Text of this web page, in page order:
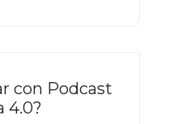
con Podcast
4.0?